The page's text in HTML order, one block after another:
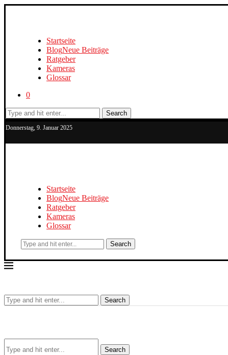
Startseite
BlogNeue Beiträge
Ratgeber
Kameras
Glossar
0
Search
Donnerstag, 9. Januar 2025
Startseite
BlogNeue Beiträge
Ratgeber
Kameras
Glossar
Search
Search
Search